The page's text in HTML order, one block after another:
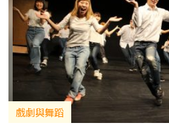
戲劇與舞蹈